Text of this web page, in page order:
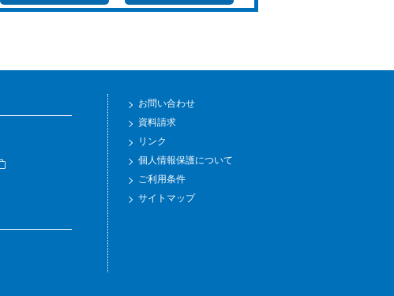
お問い合わせ
資料請求
リンク
個人情報保護について
ご利用条件
サイトマップ